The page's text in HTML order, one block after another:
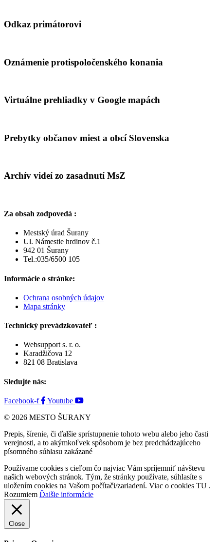
Odkaz primátorovi
Oznámenie protispoločenského konania
Virtuálne prehliadky v Google mapách
Prebytky občanov miest a obcí Slovenska
Archív videí zo zasadnutí MsZ
Za obsah zodpovedá :
Mestský úrad Šurany
Ul. Námestie hrdinov č.1
942 01 Šurany
Tel.:035/6500 105
Informácie o stránke:
Ochrana osobných údajov
Mapa stránky
Technický prevádzkovateľ :
Websupport s. r. o.
Karadžičova 12
821 08 Bratislava
Sledujte nás:
Facebook-f
Youtube
© 2026 MESTO ŠURANY
Prepis, šírenie, či ďalšie sprístupnenie tohoto webu alebo jeho časti
verejnosti, a to akýmkoľvek spôsobom je bez predchádzajúceho
písomného súhlasu zakázané
Používame cookies s cieľom čo najviac Vám spríjemniť návštevu
našich webových stránok. Tým, že stránky používate, súhlasíte s
uložením cookies na Vašom počítači/zariadení. Viac o cookies TU .
Rozumiem Ďalšie informácie
Close